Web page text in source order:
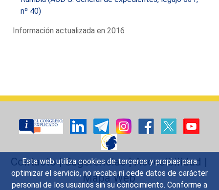
Esta web utiliza cookies de terceros y propias para
optimizar el servicio, no recaba ni cede datos de carácter
personal de los usuarios sin su conocimiento. Conforme a
nº 40)
Información actualizada en 2016
Contacto|Sugerencias|Accesibilidad |
Mapa Web